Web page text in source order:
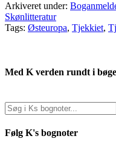
Arkiveret under:
Skønlitteratur
Tags: Østeuropa, Tjekkiet,
Med K verden rundt i
Følg K's bognoter